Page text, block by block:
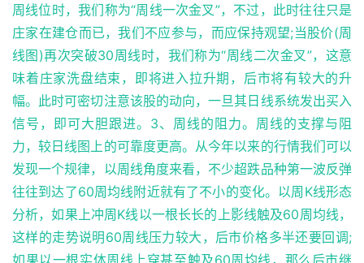
周线位时，我们称为“周线一次金叉”，不过，此时往往只是
庄家在建仓而已，我们不应参与，而应保持观望;当股价(周
线图)再次突破30周线时，我们称为“周线二次金叉”，这意
味着庄家洗盘结束，即将进入拉升期，后市将有较大的升
幅。此时可密切注意该股的动向，一旦其日线系统发出买入
信号，即可大胆跟进。3、周线的阻力。周线的支撑与阻
力，较日线图上的可靠度更高。从今年以来的行情我们可以
发现一个规律，以周线角度来看，不少超跌品种第一波反弹
往往到达了60周均线附近就有了不小的变化。以周K线形态
分析，如果上冲周K线以一根长长的上影线触及60周均线，
这样的走势说明60周线压力较大，后市价格多半还要回调;
如果以一根实体周线上穿甚至触及60周均线，那么后市继